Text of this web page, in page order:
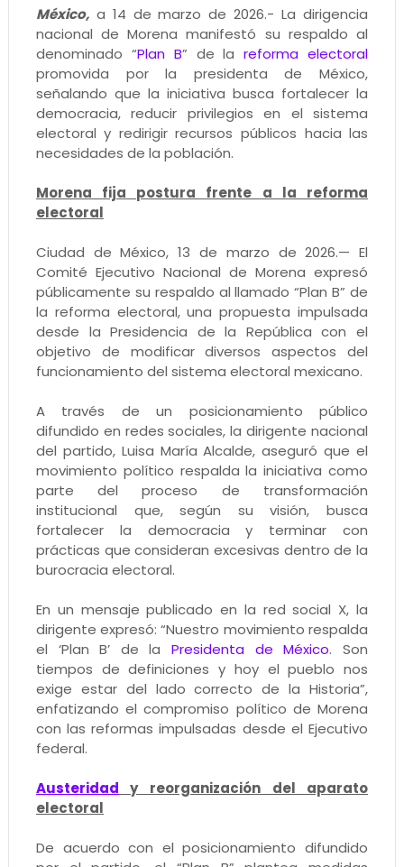
México,a 14 de marzo de 2026.- La dirigencia
nacional de Morena manifestó su respaldo al
denominado “Plan B” de lareforma electoral
promovida por la presidenta de México,
señalando que la iniciativa busca fortalecer la
democracia, reducir privilegios en el sistema
electoral y redirigir recursos públicos hacia las
necesidades de la población.
Morena fija postura frente a la reforma
electoral
Ciudad de México, 13 de marzo de 2026.— El
Comité Ejecutivo Nacional de Morena expresó
públicamente su respaldo al llamado “Plan B” de
la reforma electoral, una propuesta impulsada
desde la Presidencia de la República con el
objetivo de modificar diversos aspectos del
funcionamiento del sistema electoral mexicano.
A través de un posicionamiento público
difundido en redes sociales, la dirigente nacional
del partido, Luisa María Alcalde, aseguró que el
movimiento político respalda la iniciativa como
parte del proceso de transformación
institucional que, según su visión, busca
fortalecer la democracia y terminar con
prácticas que consideran excesivas dentro de la
burocracia electoral.
En un mensaje publicado en la red social X, la
dirigente expresó: “Nuestro movimiento respalda
el ‘Plan B’ de laPresidenta de México. Son
tiempos de definiciones y hoy el pueblo nos
exige estar del lado correcto de la Historia”,
enfatizando el compromiso político de Morena
con las reformas impulsadas desde el Ejecutivo
federal.
Austeridad y reorganización del aparato
electoral
De acuerdo con el posicionamiento difundido